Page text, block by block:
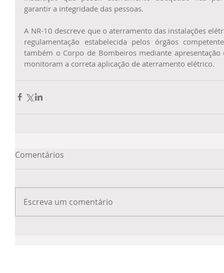
garantir a integridade das pessoas.
A NR-10 descreve que o aterramento das instalações
regulamentação estabelecida pelos órgãos
também o Corpo de Bombeiros mediante
monitoram a correta aplicação de aterramento elétrico.
Comentários
Escreva um comentário